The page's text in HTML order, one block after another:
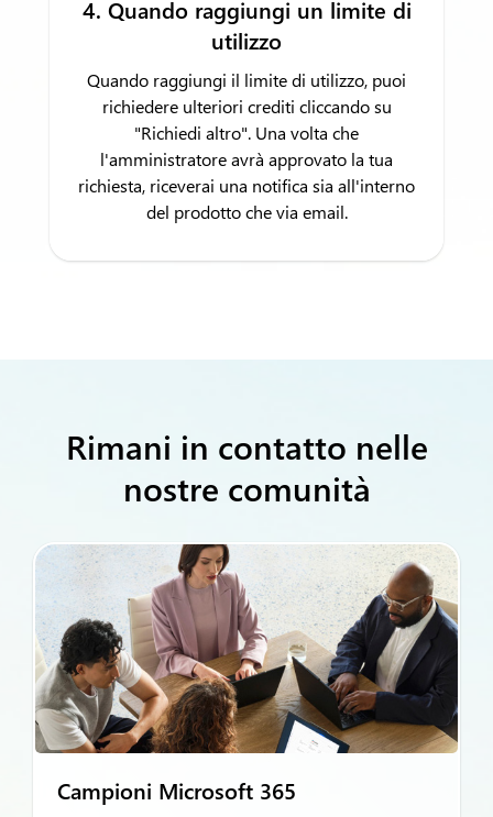
4. Quando raggiungi un limite di
utilizzo
Quando raggiungi il limite di utilizzo, puoi
richiedere ulteriori crediti cliccando su
"Richiedi altro". Una volta che
l'amministratore avrà approvato la tua
richiesta, riceverai una notifica sia all'interno
del prodotto che via email.
Rimani in contatto nelle
nostre comunità
Campioni Microsoft 365